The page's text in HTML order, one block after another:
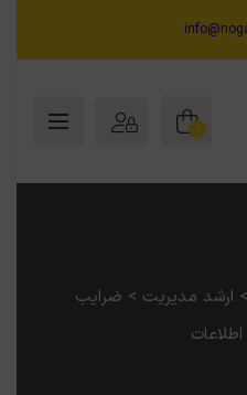
0
> ارشد مدیریت > ضرایب